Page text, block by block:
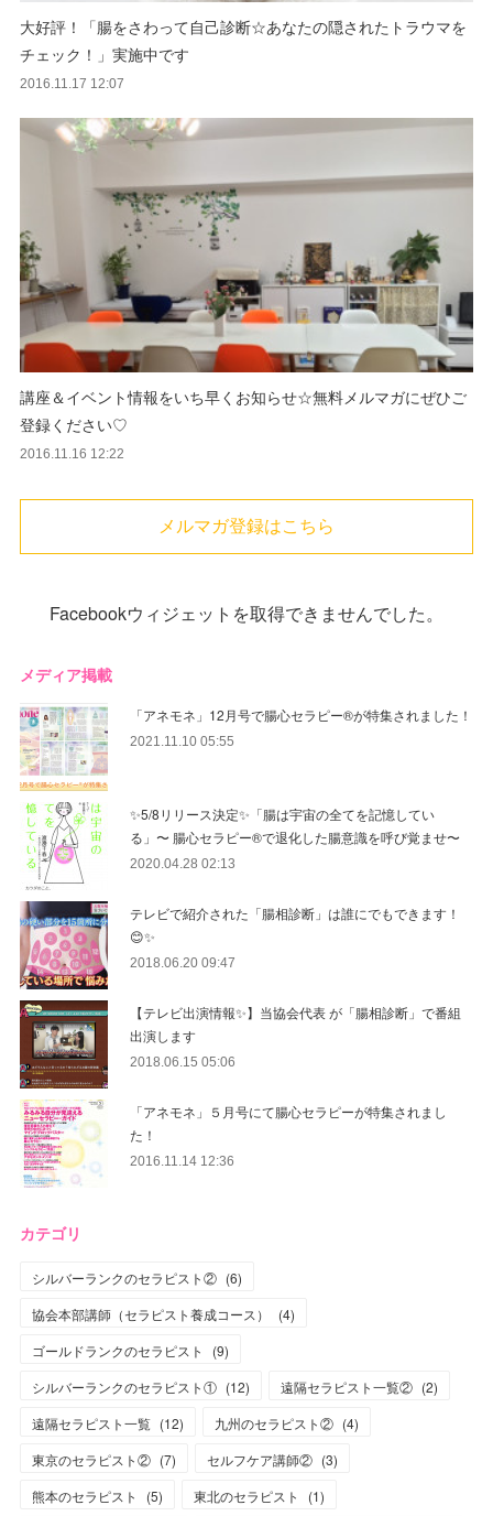
大好評！「腸をさわって自己診断☆あなたの隠されたトラウマを
チェック！」実施中です
2016.11.17 12:07
講座＆イベント情報をいち早くお知らせ☆無料メルマガにぜひご
登録ください♡
2016.11.16 12:22
メルマガ登録はこちら
Facebookウィジェットを取得できませんでした。
メディア掲載
「アネモネ」12月号で腸心セラピー®︎が特集されました！
2021.11.10 05:55
✨5/8リリース決定✨「腸は宇宙の全てを記憶してい
る」〜 腸心セラピー®︎で退化した腸意識を呼び覚ませ〜
2020.04.28 02:13
テレビで紹介された「腸相診断」は誰にでもできます！
😊✨
2018.06.20 09:47
【テレビ出演情報✨】当協会代表 が「腸相診断」で番組
出演します
2018.06.15 05:06
「アネモネ」５月号にて腸心セラピーが特集されまし
た！
2016.11.14 12:36
カテゴリ
シルバーランクのセラピスト② (6)
協会本部講師（セラピスト養成コース）
(4)
ゴールドランクのセラピスト
(9)
シルバーランクのセラピスト① (12) 遠隔セラピスト一覧② (2)
遠隔セラピスト一覧 (12) 九州のセラピスト② (4)
東京のセラピスト② (7) セルフケア講師② (3)
熊本のセラピスト
(5) 東北のセラピスト (1)